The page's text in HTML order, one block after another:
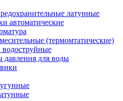
латунные
автоматические
(термомтатические)
давления для воды